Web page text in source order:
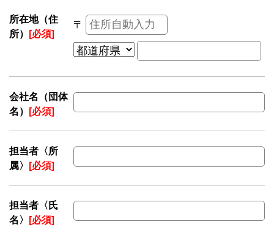
所在地（住
所） [必須]
〒
会社名（団体
名） [必須]
担当者〈所
属〉 [必須]
担当者〈氏
名〉 [必須]